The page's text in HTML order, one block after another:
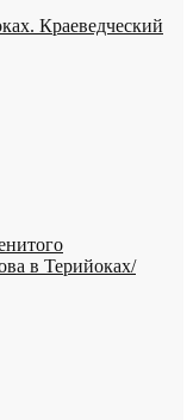
Краеведческий
в Терийоках/